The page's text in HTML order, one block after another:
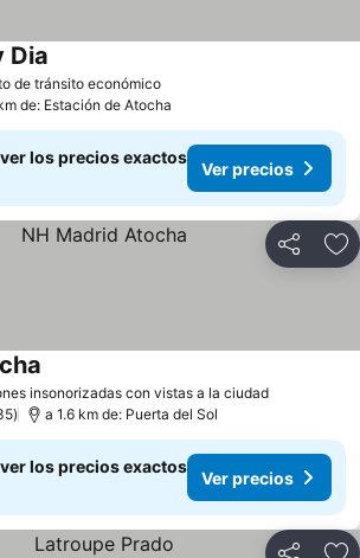
de tránsito económicoVer precios
Dia
de: Estación de Atocha
los precios exactos
Ver precios
Compartir
insonorizadas con vistas a la ciudadVer
a 1.6 km de: Puerta del Sol
los precios exactos
Ver precios